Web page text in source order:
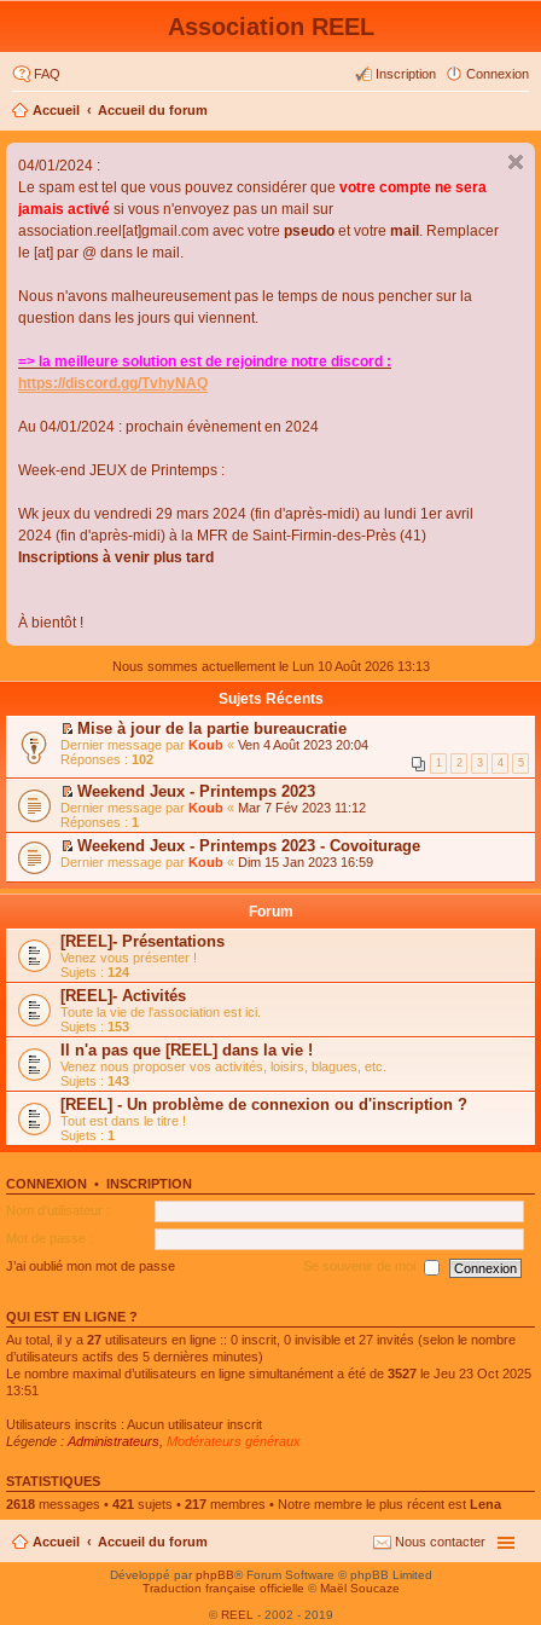
Association REEL
FAQ Connexion
Inscription
Accueil Accueil du forum
04/01/2024 :
Le spam est tel que vous pouvez considérer que votre compte ne sera
jamais activé si vous n'envoyez pas un mail sur
association.reel[at]gmail.com avec votre pseudo et votre mail . Remplacer
le [at] par @ dans le mail.
Nous n'avons malheureusement pas le temps de nous pencher sur la
question dans les jours qui viennent.
=> la meilleure solution est de rejoindre notre discord :
https://discord.gg/TvhyNAQ
Au 04/01/2024 : prochain évènement en 2024
Week-end JEUX de Printemps :
Wk jeux du vendredi 29 mars 2024 (fin d'après-midi) au lundi 1er avril
2024 (fin d'après-midi) à la MFR de Saint-Firmin-des-Près (41)
Inscriptions à venir plus tard
À bientôt !
Nous sommes actuellement le Lun 10 Août 2026 13:13
Sujets Récents
C
o
n
s
u
l
t
e
r
l
e
s
s
a
g
e
n
o
n
l
u
l
e
p
l
u
s
é
c
e
n
t
Mise à jour de la partie bureaucratie
Dernier message par Koub « Ven 4 Août 2023 20:04
Réponses : 102 1 2 3 4 5
C
o
n
s
u
t
l
e
m
e
s
s
a
g
e
n
o
n
l
u
l
e
l
u
s
é
e
Weekend Jeux - Printemps 2023
Dernier message par Koub « Mar 7 Fév 2023 11:12
Réponses : 1
C
n
l
t
e
r
l
e
m
e
s
s
a
g
e
n
o
n
u
l
e
l
s
e
n
t
Weekend Jeux - Printemps 2023 - Covoiturage
Dernier message par Koub « Dim 15 Jan 2023 16:59
Forum
[REEL]- Présentations
Venez vous présenter !
Sujets : 124
[REEL]- Activités
Toute la vie de l'association est ici.
Sujets : 153
Il n'a pas que [REEL] dans la vie !
Venez nous proposer vos activités, loisirs, blagues, etc.
Sujets : 143
[REEL] - Un problème de connexion ou d'inscription ?
Tout est dans le titre !
Sujets : 1
CONNEXION • INSCRIPTION
Nom d’utilisateur :
Mot de passe :
J’ai oublié mon mot de passe
Se souvenir de moi
QUI EST EN LIGNE ?
Au total, il y a 27 utilisateurs en ligne :: 0 inscrit, 0 invisible et 27 invités (selon le nombre
d’utilisateurs actifs des 5 dernières minutes)
Le nombre maximal d’utilisateurs en ligne simultanément a été de 3527 le Jeu 23 Oct 2025
13:51
Utilisateurs inscrits : Aucun utilisateur inscrit
Légende : Administrateurs Modérateurs généraux
STATISTIQUES
2618 messages • 421 sujets • 217 membres • Notre membre le plus récent est Lena
Accueil Accueil du forum Nous contacter
Développé parphpBB® Forum Software © phpBB Limited
Traduction française officielle © Maël Soucaze
© REEL - 2002 - 2019